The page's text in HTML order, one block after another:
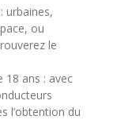
urbaines,
ou
le
18 ans : avec
l’obtention du